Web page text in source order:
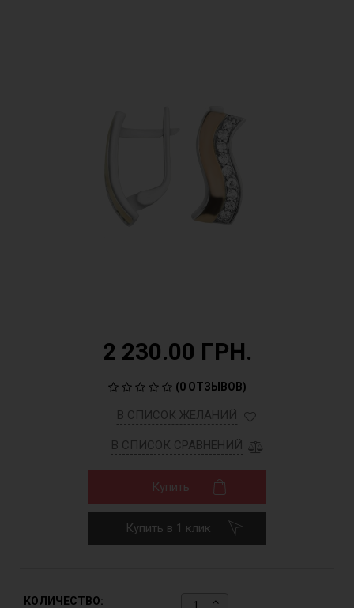
2 230.00 ГРН.
(0 ОТЗЫВОВ)
В СПИСОК ЖЕЛАНИЙ
В СПИСОК СРАВНЕНИЙ
Купить
Купить в 1 клик
КОЛИЧЕСТВО: